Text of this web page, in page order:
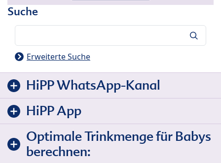
Suche
Erweiterte Suche
HiPP WhatsApp-Kanal
HiPP App
Optimale Trinkmenge für Babys
berechnen: